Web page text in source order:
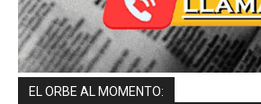
EL ORBE AL MOMENTO: